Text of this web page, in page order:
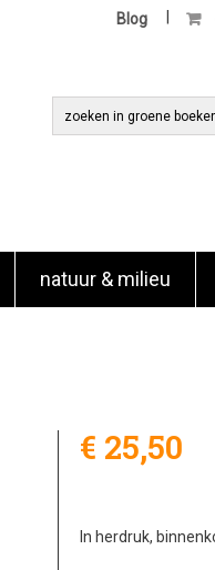
Blog
natuur & milieu
€ 25,50
In herdruk,